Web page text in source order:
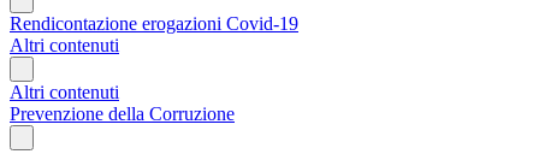
Rendicontazione erogazioni Covid-19
Altri contenuti
Altri contenuti
Prevenzione della Corruzione